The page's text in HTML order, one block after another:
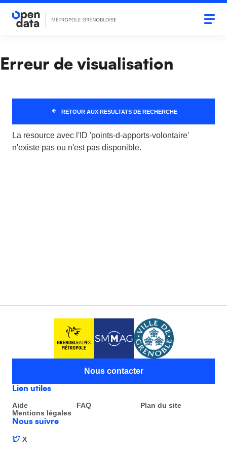
Aller
contenu
Erreur de visualisation
RETOUR AUX RESULTATS DE RECHERCHE
La resource avec l'ID 'points-d-apports-volontaire'
n'existe pas ou n'est pas disponible.
Nous contacter
Lien utiles
Aide FAQ
Plan du site
Mentions légales
Nous suivre
X